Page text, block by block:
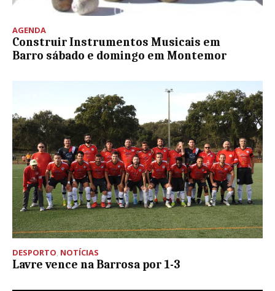
AGENDA
Construir Instrumentos Musicais em
Barro sábado e domingo em Montemor
DESPORTO, NOTÍCIAS
Lavre vence na Barrosa por 1-3